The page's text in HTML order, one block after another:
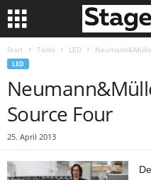
Start Tools LED
LED
Source Four
25. April 2013